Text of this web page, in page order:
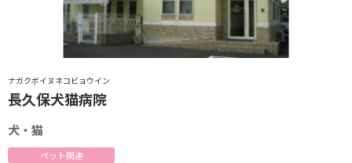
ナガクボイヌネコビョウイン
長久保犬猫病院
犬・猫
ペット関連